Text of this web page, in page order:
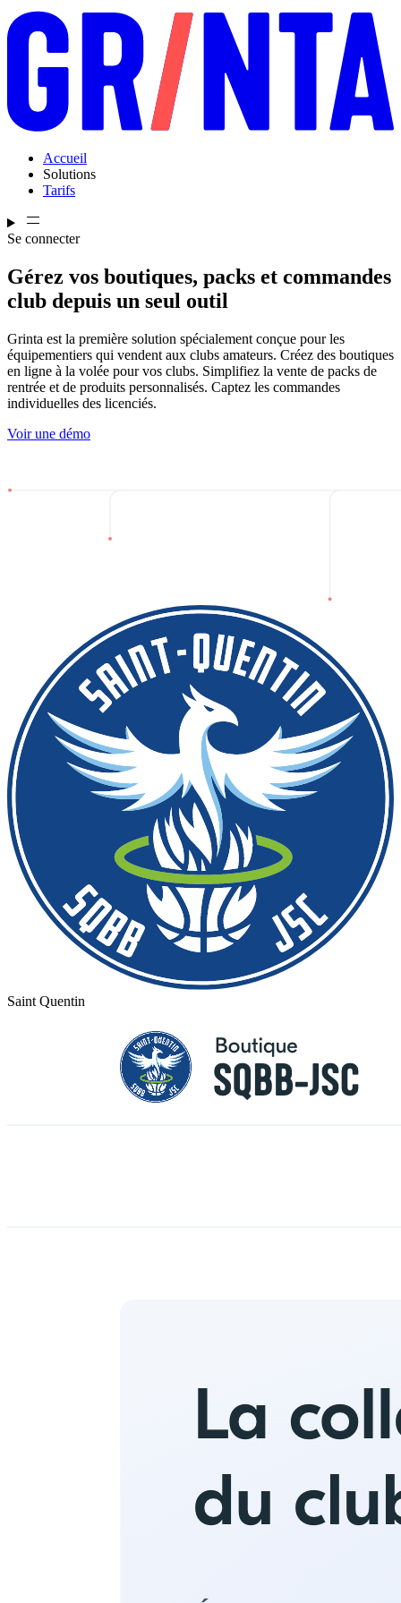
Accueil
Solutions
Tarifs
Se connecter
Gérez vos boutiques, packs et commandes
club depuis un seul outil
Grinta est la première solution spécialement conçue pour les
équipementiers qui vendent aux clubs amateurs. Créez des boutiques
en ligne à la volée pour vos clubs. Simplifiez la vente de packs de
rentrée et de produits personnalisés. Captez les commandes
individuelles des licenciés.
Voir une démo
Saint Quentin